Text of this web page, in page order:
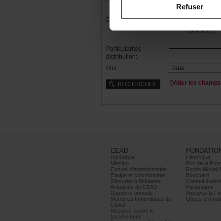
Refuser
Distribution: Femme(s)
Homme(s)
Particularités
distribution:
Prix:
CEAD
Historique
Mission
Conseild’administration
Équipeetcoordonnées
S’inscrireàl’infolettre
ActualitésduCEAD
Rapportsannuels
Membreshonorifiquesdu
CEAD
Mesurescontrele
harcèlement
Historique
Bouchard
Partenaires